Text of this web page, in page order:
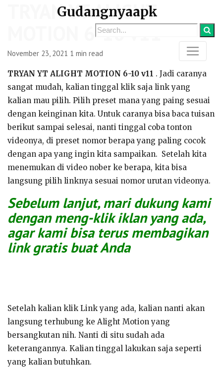
Gudangnyaapk
TRYAN YT ALIGHT
MOTION 6-10 v11
November 23, 2021 1 min read
TRYAN YT ALIGHT MOTION 6-10 v11 . Jadi caranya
sangat mudah, kalian tinggal klik saja link yang
kalian mau pilih. Pilih preset mana yang paing sesuai
dengan keinginan kita. Untuk caranya bisa baca tuisan
berikut sampai selesai, nanti tinggal coba tonton
videonya, di preset nomor berapa yang paling cocok
dengan apa yang ingin kita sampaikan. Setelah kita
menemukan di video nober ke berapa, kita bisa
langsung pilih linknya sesuai nomor urutan videonya.
Sebelum lanjut, mari dukung kami
dengan meng-klik iklan yang ada,
agar kami bisa terus membagikan
link gratis buat Anda
Setelah kalian klik Link yang ada, kalian nanti akan
langsung terhubung ke Alight Motion yang
bersangkutan nih. Nanti di situ sudah ada
keterangannya. Kalian tinggal lakukan saja seperti
yang kalian butuhkan.